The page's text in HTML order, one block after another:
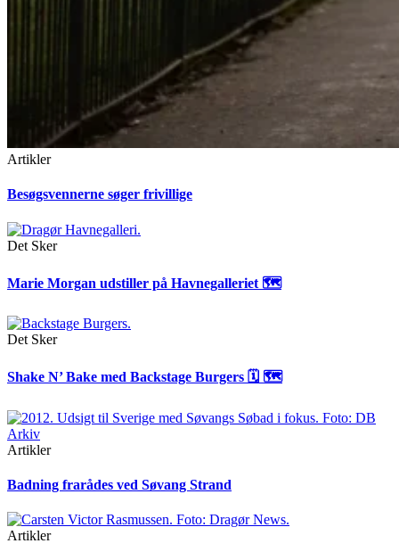
Artikler
Besøgsvennerne søger frivillige
Det Sker
Marie Morgan udstiller på Havnegalleriet 🗺
Det Sker
Shake N’ Bake med Backstage Burgers 🗓 🗺
Artikler
Badning frarådes ved Søvang Strand
Artikler